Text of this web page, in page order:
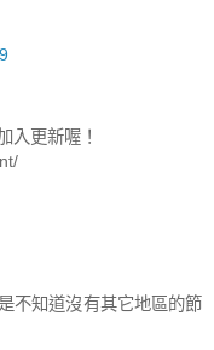
入更新喔！
不知道沒有其它地區的節